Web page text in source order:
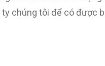
chúng tôi để có được